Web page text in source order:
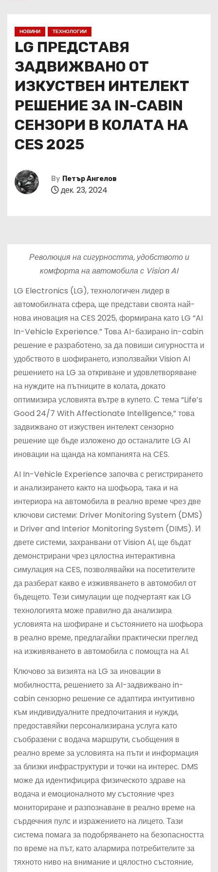
НОВИНИ ТЕХНОЛОГИИ
LG ПРЕДСТАВЯ
ЗАДВИЖВАНО ОТ
ИЗКУСТВЕН ИНТЕЛЕКТ
РЕШЕНИЕ ЗА IN-CABIN
СЕНЗОРИ В КОЛАТА НА
CES 2025
By Петър Ангелов
дек. 23, 2024
Революция на сигурността, удобството и
комфорта на автомобила с Vision AI
LG Electronics (LG), технологичен лидер в
автомобилната сфера, ще представи своята най-
нова иновация на CES 2025, формирана като LG “AI
In-Vehicle Experience.” Това AI-базирано in-cabin
решение е разработено, за да повиши сигурността и
удобството в шофирането, използвайки Vision AI
решението на LG за откриване и удовлетворяване
на нуждите на пътниците в колата, докато
оптимизира условията вътре в купето. С тема “Life’s
Good 24/7 With Affectionate Intelligence,” това
задвижвано от изкуствен интелект сензорно
решение ще бъде изложено до останалите LG AI
иновации на щанда на компанията на CES.
AI In-Vehicle Experience започва с регистрирането
и анализирането както на шофьора, така и на
интериора на автомобила в реално време чрез две
ключови системи: Driver Monitoring System (DMS)
и Driver and Interior Monitoring System (DIMS). И
двете системи, захранвани от Vision AI, ще бъдат
демонстрирани чрез цялостна интерактивна
симулация на CES, позволявайки на посетителите
да разберат какво е изживяването в автомобил от
бъдещето. Тези симулации ще подчертаят как LG
технологията може правилно да анализира
условията на шофиране и състоянието на шофьора
в реално време, предлагайки практически преглед
на изживяването в автомобила с помощта на AI.
Ключово за визията на LG за иновации в
мобилността, решението за AI-задвижвано in-
cabin сензорно решение се адаптира интуитивно
към индивидуалните предпочитания и нужди,
предоставяйки персонализирана услуга като
съобразени с водача маршрути, съобщения в
реално време за условията на пъти и информация
за близки инфраструктури и точки на интерес. DMS
може да идентифицира физическото здраве на
водача и емоционалното му състояние чрез
мониториране и разпознаване в реално време на
сърдечния пулс и изражението на лицето. Тази
система помага за подобряването на безопасността
по време на път, като алармира потребителите за
тяхното ниво на внимание и цялостно състояние,